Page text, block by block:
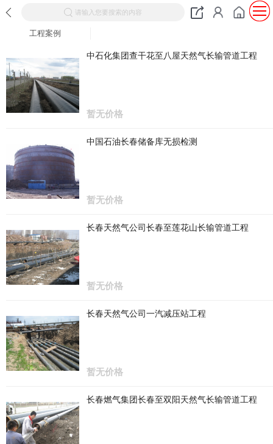
请输入您要搜索的内容
工程案例
中石化集团查干花至八屋天然气长输管道工程
暂无价格
中国石油长春储备库无损检测
暂无价格
长春天然气公司长春至莲花山长输管道工程
暂无价格
长春天然气公司一汽减压站工程
暂无价格
长春燃气集团长春至双阳天然气长输管道工程